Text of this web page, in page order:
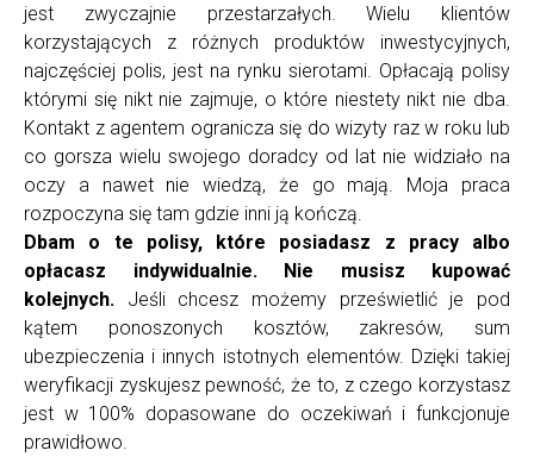
jest zwyczajnie przestarzałych. Wielu klientów
korzystających z różnych produktów inwestycyjnych,
najczęściej polis, jest na rynku sierotami. Opłacają polisy
którymi się nikt nie zajmuje, o które niestety nikt nie dba.
Kontakt z agentem ogranicza się do wizyty raz w roku lub
co gorsza wielu swojego doradcy od lat nie widziało na
oczy a nawet nie wiedzą, że go mają. Moja praca
rozpoczyna się tam gdzie inni ją kończą.
Dbam o te polisy, które posiadasz z pracy albo
opłacasz indywidualnie.
Nie musisz kupować
kolejnych. Jeśli chcesz możemy prześwietlić je pod
kątem ponoszonych kosztów, zakresów, sum
ubezpieczenia i innych istotnych elementów. Dzięki takiej
weryfikacji zyskujesz pewność, że to, z czego korzystasz
jest w 100% dopasowane do oczekiwań i funkcjonuje
prawidłowo.